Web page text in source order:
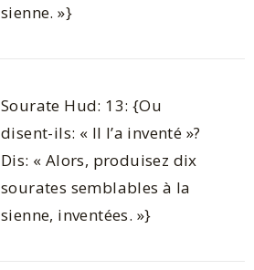
sienne. »}
Sourate Hud: 13: {Ou
disent-ils: « Il l’a inventé »?
Dis: « Alors, produisez dix
sourates semblables à la
sienne, inventées. »}